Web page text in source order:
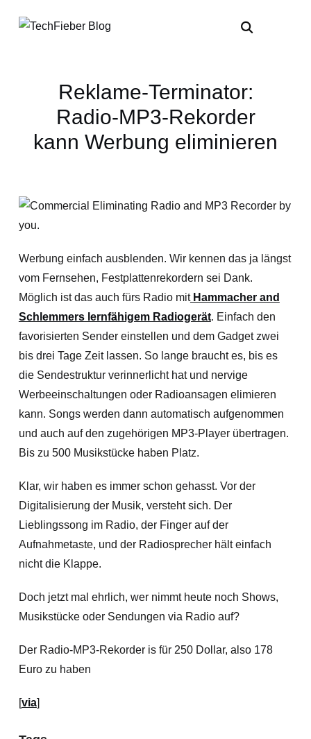
Reklame-Terminator:
Radio-MP3-Rekorder
kann Werbung eliminieren
Werbung einfach ausblenden. Wir kennen das ja längst
vom Fernsehen, Festplattenrekordern sei Dank.
Möglich ist das auch fürs Radio mitHammacher and
Schlemmers lernfähigem Radiogerät. Einfach den
favorisierten Sender einstellen und dem Gadget zwei
bis drei Tage Zeit lassen. So lange braucht es, bis es
die Sendestruktur verinnerlicht hat und nervige
Werbeeinschaltungen oder Radioansagen elimieren
kann. Songs werden dann automatisch aufgenommen
und auch auf den zugehörigen MP3-Player übertragen.
Bis zu 500 Musikstücke haben Platz.
Klar, wir haben es immer schon gehasst. Vor der
Digitalisierung der Musik, versteht sich. Der
Lieblingssong im Radio, der Finger auf der
Aufnahmetaste, und der Radiosprecher hält einfach
nicht die Klappe.
Doch jetzt mal ehrlich, wer nimmt heute noch Shows,
Musikstücke oder Sendungen via Radio auf?
Der Radio-MP3-Rekorder is für 250 Dollar, also 178
Euro zu haben
[via]